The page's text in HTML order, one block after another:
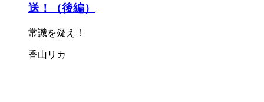
送！（後編）
常識を疑え！
香山リカ